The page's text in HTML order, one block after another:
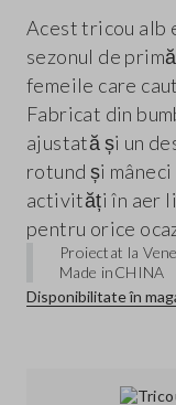
Acest tricou alb
sezonul de
femeile care
Fabricat din
ajustată și un
rotund și
activități în aer
pentru orice
Proiectat la
Made inCHINA
Disponibilitate în